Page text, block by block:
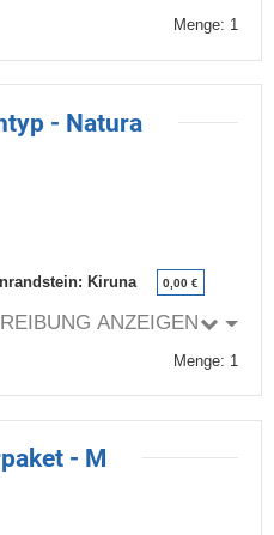
Menge: 1
- Natura
Kiruna 0,00 €
ANZEIGEN
Menge: 1
- M